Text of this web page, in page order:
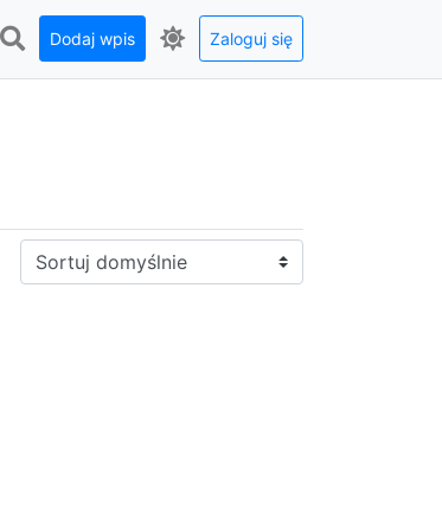
Dodaj wpis Zaloguj się
Sortuj: